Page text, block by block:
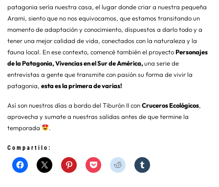
patagonia sería nuestra casa, el lugar donde criar a nuestra pequeña
Arami, siento que no nos equivocamos, que estamos transitando un
momento de adaptación y conocimiento, dispuestos a darlo todo y a
tener una mejor calidad de vida, conectados con la naturaleza y la
fauna local. En ese contexto, comencé también el proyectoPersonajes
de la Patagonia, Vivencias en el Sur de América,una serie de
entrevistas a gente que transmite con pasión su forma de vivir la
patagonia, esta es la primera de varias!
Así son nuestros días a bordo del Tiburón II conCruceros Ecológicos,
aprovecha y sumate a nuestras salidas antes de que termine la
temporada
.
Compartilo: